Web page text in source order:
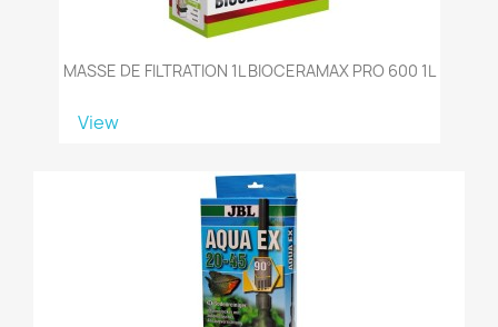
MASSE DE FILTRATION 1L BIOCERAMAX PRO 600 1L
View